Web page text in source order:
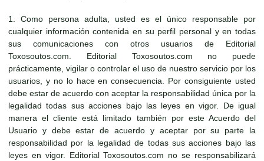
1. Como persona adulta, usted es el único responsable por
cualquier información contenida en su perfil personal y en todas
sus comunicaciones con otros usuarios de Editorial
Toxosoutos.com. Editorial Toxosoutos.com no puede
prácticamente, vigilar o controlar el uso de nuestro servicio por los
usuarios, y no lo hace en consecuencia. Por consiguiente usted
debe estar de acuerdo con aceptar la responsabilidad única por la
legalidad todas sus acciones bajo las leyes en vigor. De igual
manera el cliente está limitado también por este Acuerdo del
Usuario y debe estar de acuerdo y aceptar por su parte la
responsabilidad por la legalidad de todas sus acciones bajo las
leyes en vigor. Editorial Toxosoutos.com no se responsabilizará